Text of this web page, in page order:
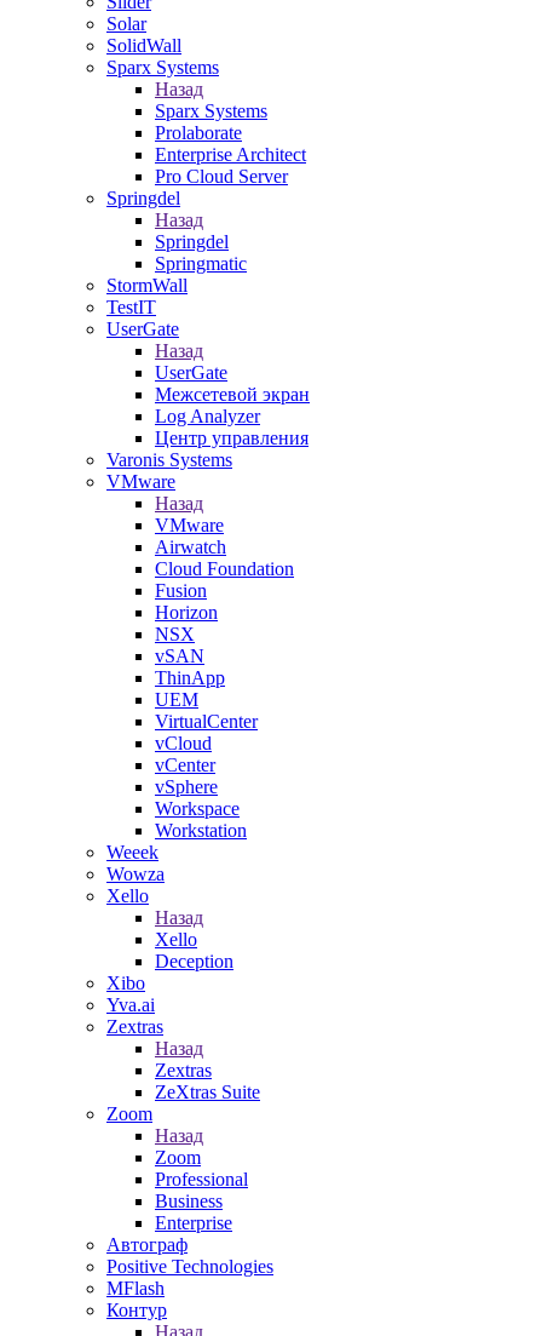
Solar
SolidWall
Sparx Systems
Назад
Sparx Systems
Prolaborate
Enterprise Architect
Pro Cloud Server
Springdel
Назад
Springdel
Springmatic
StormWall
TestIT
UserGate
Назад
UserGate
Межсетевой экран
Log Analyzer
Центр управления
Varonis Systems
VMware
Назад
VMware
Airwatch
Cloud Foundation
Fusion
Horizon
NSX
vSAN
ThinApp
UEM
VirtualCenter
vCloud
vCenter
vSphere
Workspace
Workstation
Weeek
Wowza
Xello
Назад
Xello
Deception
Xibo
Yva.ai
Zextras
Назад
Zextras
ZeXtras Suite
Zoom
Назад
Zoom
Professional
Business
Enterprise
Автограф
Positive Technologies
MFlash
Контур
Назад